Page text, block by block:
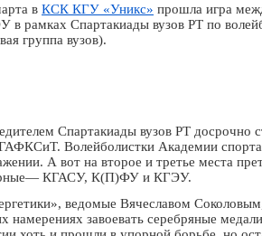
в КСК КГУ «Уникс» прошла игра
в рамках Спартакиады вузов РТ по
группа вузов).
Спартакиады вузов РТ досрочно
Волейболистки Академии спорта
А вот на второе и третье места
КГАСУ, К(П)ФУ и КГЭУ.
ведомые Вячеславом
намерениях завоевать серебряные